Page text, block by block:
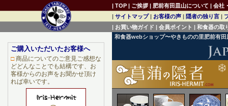
和食器webショップ〜やきものの里肥前有
ご購入いただいたお客様へ
□商品についてのご意見ご感想な
どどんなことでも結構です、お
客様からのお声をお聞かせ頂け
れば幸いです。
| TOP | ご挨拶 | 肥前有田皿山について | 会社
| サイトマップ| お客様の声 | 隠者の独り言 |
| お買い物ガイド | 会員ポイント | 和食器の取